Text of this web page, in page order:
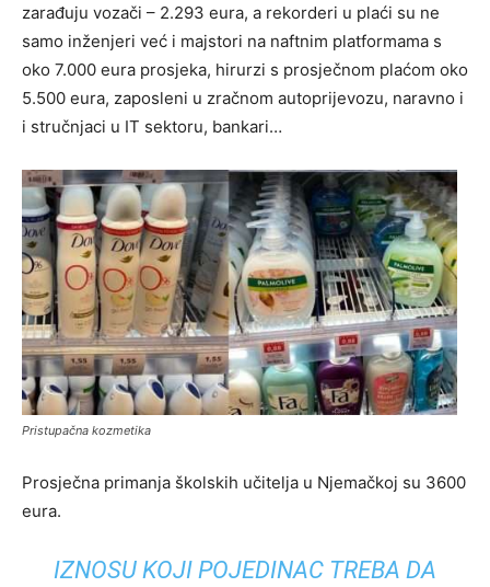
zarađuju vozači – 2.293 eura, a rekorderi u plaći su ne
samo inženjeri već i majstori na naftnim platformama s
oko 7.000 eura prosjeka, hirurzi s prosječnom plaćom oko
5.500 eura, zaposleni u zračnom autoprijevozu, naravno i
i stručnjaci u IT sektoru, bankari…
Pristupačna kozmetika
Prosječna primanja školskih učitelja u Njemačkoj su 3600
eura.
IZNOSU KOJI POJEDINAC TREBA DA